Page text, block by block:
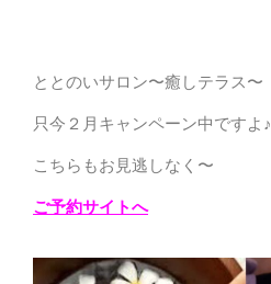
ととのいサロン〜癒しテラス〜
只今２月キャンペーン中ですよ♪
こちらもお見逃しなく〜
ご予約サイトへ